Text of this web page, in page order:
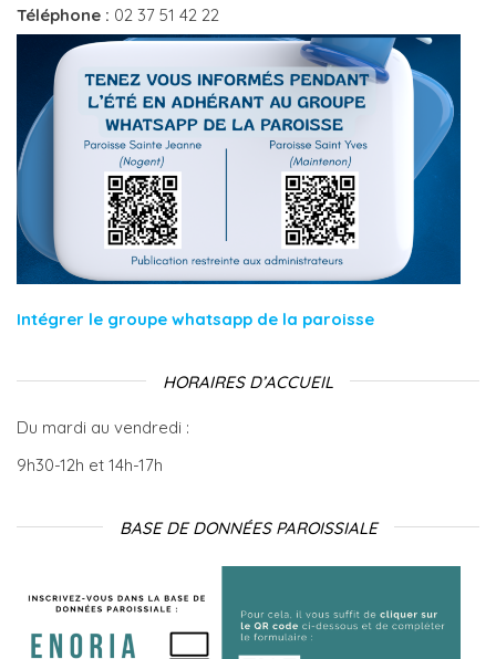
Téléphone : 02 37 51 42 22
Intégrer le groupe whatsapp de la paroisse
HORAIRES D’ACCUEIL
Du mardi au vendredi :
9h30-12h et 14h-17h
BASE DE DONNÉES PAROISSIALE